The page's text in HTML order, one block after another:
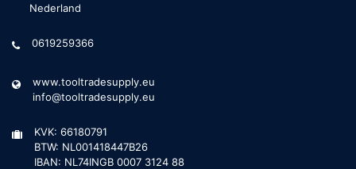
Nederland
0619259366
www.tooltradesupply.eu
info@tooltradesupply.eu
KVK: 66180791
BTW: NL001418447B26
IBAN: NL74INGB 0007 3124 88